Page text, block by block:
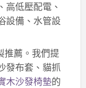
、高低壓配電、
設備、水管設
推薦。我們提
發布套、貓抓
木沙發椅墊的